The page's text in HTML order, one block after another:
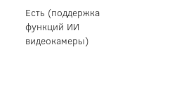
Есть (поддержка
функций ИИ
видеокамеры)